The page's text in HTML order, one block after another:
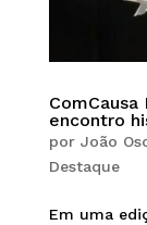
encontro
por João
Destaque
Em uma